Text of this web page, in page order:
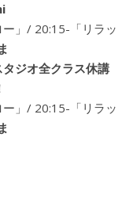
」/ 20:15-「リラッ
ジオ全クラス休講
」/ 20:15-「リラッ